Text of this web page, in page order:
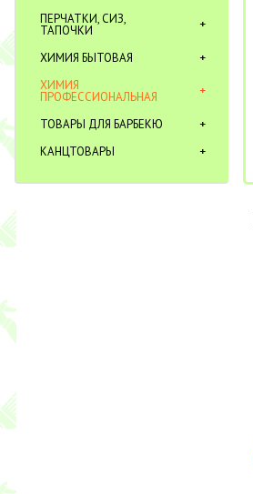
ПЕРЧАТКИ, СИЗ,
ТАПОЧКИ
ХИМИЯ БЫТОВАЯ
ХИМИЯ
ПРОФЕССИОНАЛЬНАЯ
ТОВАРЫ ДЛЯ БАРБЕКЮ
КАНЦТОВАРЫ